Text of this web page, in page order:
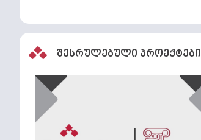
შესრულებული პროექტები